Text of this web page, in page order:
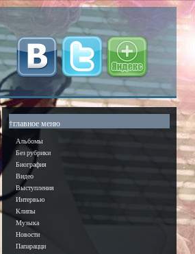
†главное меню
Альбомы
Без рубрики
Биография
Видео
Выступления
Интервью
Клипы
Музыка
Новости
Папарацци